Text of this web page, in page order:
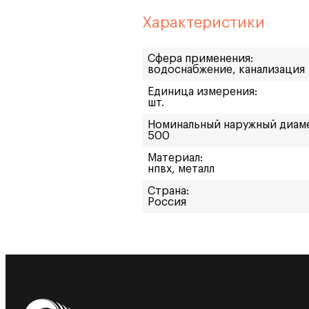
Характеристики
Сфера применения:
водоснабжение, канализация
Единица измерения:
шт.
Номинальный наружный
500
Материал:
нпвх, металл
Страна:
Россия